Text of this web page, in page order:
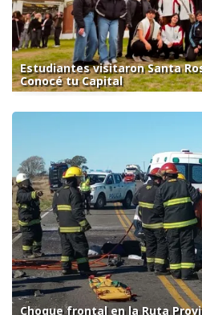
Estudiantes visitaron Santa
Conocé tu Capital
Choque frontal en la Ruta